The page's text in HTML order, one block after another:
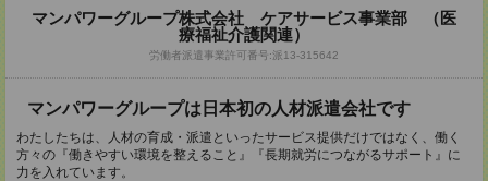
マンパワーグループ株式会社 ケアサービス事業部 （医
療福祉介護関連）
労働者派遣事業許可番号:派13-315642
マンパワーグループは日本初の人材派遣会社です
わたしたちは、人材の育成・派遣といったサービス提供だけではなく、働く
方々の『働きやすい環境を整えること』『長期就労につながるサポート』に
力を入れています。